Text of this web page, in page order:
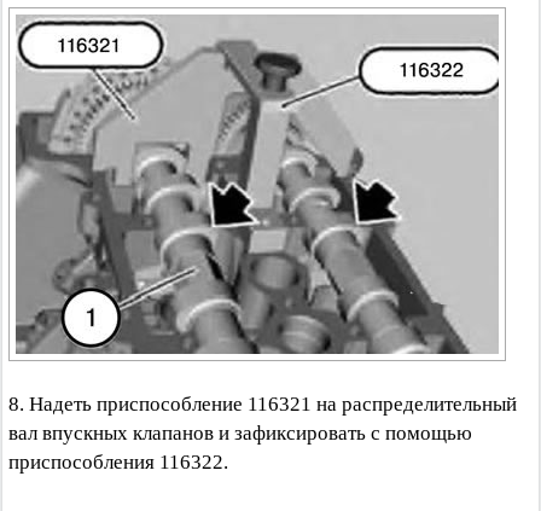
8. Надеть приспособление 116321 на распределительный
вал впускных клапанов и зафиксировать с помощью
приспособления 116322.